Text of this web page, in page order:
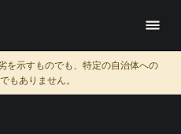
を示すものでも、特定の自治体への
もありません。